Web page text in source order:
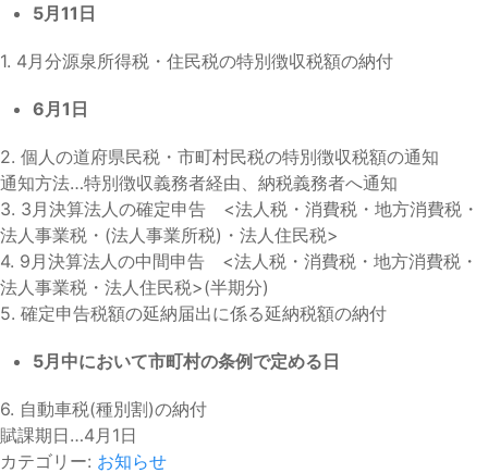
5月11日
1. 4月分源泉所得税・住民税の特別徴収税額の納付
6月1日
2. 個人の道府県民税・市町村民税の特別徴収税額の通知
通知方法…特別徴収義務者経由、納税義務者へ通知
3. 3月決算法人の確定申告 <法人税・消費税・地方消費税・
法人事業税・(法人事業所税)・法人住民税>
4. 9月決算法人の中間申告 <法人税・消費税・地方消費税・
法人事業税・法人住民税>(半期分)
5. 確定申告税額の延納届出に係る延納税額の納付
5月中において市町村の条例で定める日
6. 自動車税(種別割)の納付
賦課期日…4月1日
カテゴリー: お知らせ